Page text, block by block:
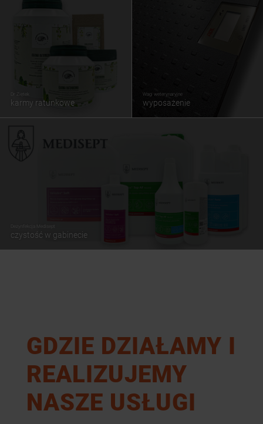
Dezynfekcja Medisept
czystość w gabinecie
Dr Ziętek
karmy ratunkowe
Wagi weterynaryjne
wyposażenie
GDZIE DZIAŁAMY I
REALIZUJEMY
NASZE USŁUGI